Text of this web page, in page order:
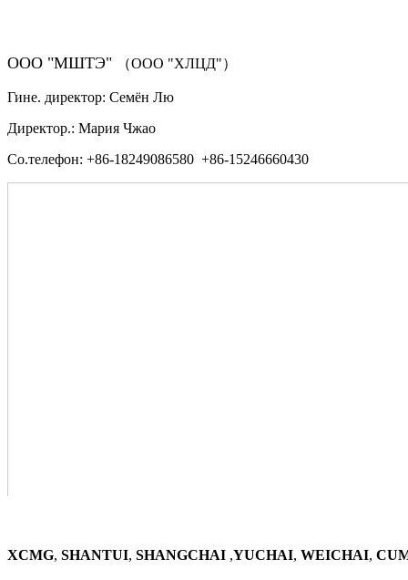
ООО "МШТЭ" （ООО "ХЛЦД"）
Гине. директор: Семён Лю
Директор.: Мария Чжао
Со.телефон: +86-18249086580 +86-15246660430
XCMG, SHANTUI, SHANGCHAI ,YUCHAI, WEICHAI,